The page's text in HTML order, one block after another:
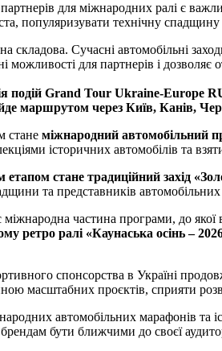
для міжнародних ралі є
популяризувати технічну
складова. Сучасні автомобільні
можливості для партнерів і
подій Grand Tour Ukraine-Europe
маршрутом через Київ, Канів,
стане міжнародний автомобільний
історичних автомобілів та
стане традиційний захід
та представників автомобільних
частина програми, до якої
ретро ралі «Каунаська осінь –
спонсорства в Україні
масштабних проєктів, сприяти
автомобільних марафонів та
бути ближчими до своєї